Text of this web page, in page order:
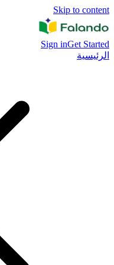
Skip to content
Sign inGet Started
الرئيسية